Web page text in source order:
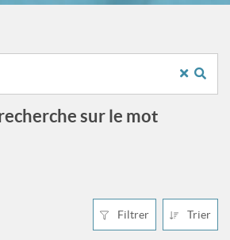
sur le mot
Filtrer Trier